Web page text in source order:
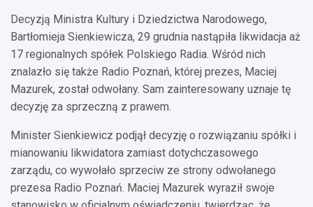
Decyzją Ministra Kultury i Dziedzictwa Narodowego,
Bartłomieja Sienkiewicza, 29 grudnia nastąpiła likwidacja aż
17 regionalnych spółek Polskiego Radia. Wśród nich
znalazło się także Radio Poznań, której prezes, Maciej
Mazurek, został odwołany. Sam zainteresowany uznaje tę
decyzję za sprzeczną z prawem.
Minister Sienkiewicz podjął decyzję o rozwiązaniu spółki i
mianowaniu likwidatora zamiast dotychczasowego
zarządu, co wywołało sprzeciw ze strony odwołanego
prezesa Radio Poznań. Maciej Mazurek wyraził swoje